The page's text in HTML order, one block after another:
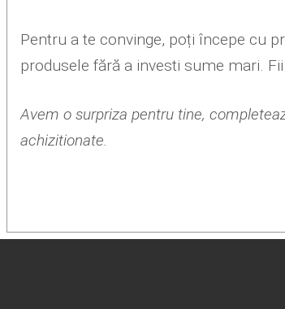
Pentru a te convinge, poți începe cu
produsele fără a investi sume mari.
Avem o surpriza pentru tine,
achizitionate.